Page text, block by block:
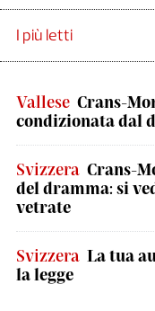
I più letti
Vallese Crans-
condizionata dal
Svizzera Crans-
del dramma: si
vetrate
Svizzera La tua
la legge